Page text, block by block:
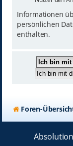
Informationen
persönlichen
enthalten.
Foren-